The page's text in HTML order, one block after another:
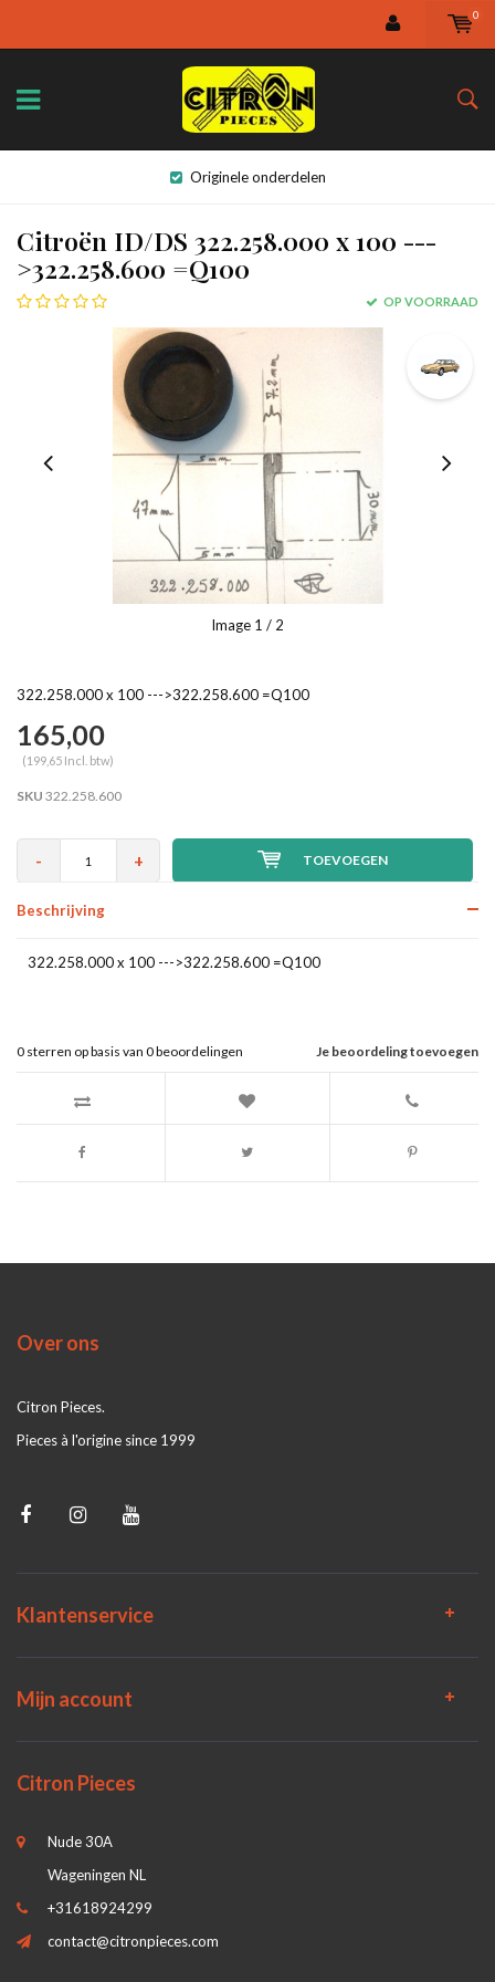
0
Originele onderdelen
Citroën ID/DS 322.258.000 x 100 ---
>322.258.600 =Q100
OP VOORRAAD
Image 1 / 2
322.258.000 x 100 --->322.258.600 =Q100
165,00
(199,65 Incl. btw)
SKU 322.258.600
- + TOEVOEGEN
Beschrijving
322.258.000 x 100 --->322.258.600 =Q100
Je beoordeling toevoegen
0 sterren op basis van 0beoordelingen
Over ons
Citron Pieces.
Pieces à l'origine since 1999
Klantenservice
Mijn account
Citron Pieces
Nude 30A
Wageningen NL
+31618924299
contact@citronpieces.com